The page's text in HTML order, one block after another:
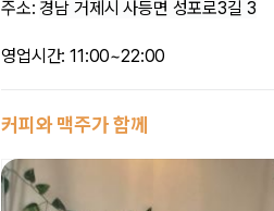
주소: 경남 거제시 사등면 성포로3길 3
영업시간: 11:00~22:00
커피와 맥주가 함께